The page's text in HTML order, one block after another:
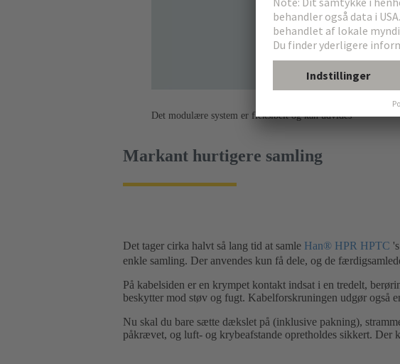
Det modulære system er fleksibelt og kan udvides
Markant hurtigere samling
Det tager cirka halvt så lang tid at samle Han® HPR HPTC
enkle samling. Der anvendes kun få dele, og de
På kabelsiden er en krympet kontakt indsat i en tredelt,
beskytter mod støv og fugt. Kabelforskruningen udgør også
Nu skal du bare sætte dækslet på (inklusive pakning),
påkrævet, og luft- og krybeafstande opretholdes sikkert.